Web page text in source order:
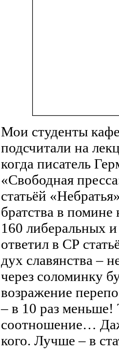
Мои студенты
подсчитали на
когда писатель
«Свободная
статьёй
братства в помине
160 либеральных
ответил в СР
дух славянства –
через соломинку
возражение
– в 10 раз меньше!
соотношение…
кого. Лучше – в